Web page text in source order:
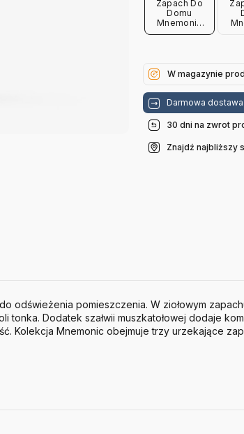
Zapach Do
Domu
Mnemonic
Mnc4 Turning
W magazynie
Darmowa
30 dni na zwrot
Znajdź najbliższy
odświeżenia pomieszczenia. W ziołowym
tonka. Dodatek szałwii muszkatołowej dodaje
Kolekcja Mnemonic obejmuje trzy urzekające